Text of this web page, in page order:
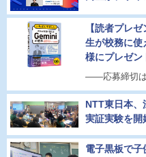
【読者プレ
生が校務に
様にプレゼン
――応募締切は
NTT東日本、
実証実験を開
電子黒板で子